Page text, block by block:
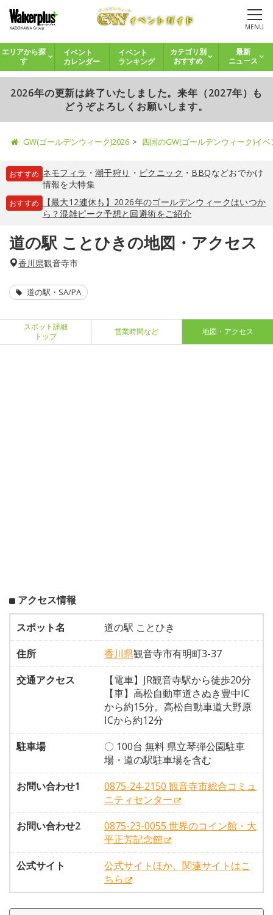
MENU
エリアから探
す
イベント
カレンダー
イベント
ランキング
カテゴリ別
おすすめ
最新
ニュース
2026年の更新は終了いたしました。来年（2027年）も
どうぞよろしくお願いします。
GW(ゴールデンウィーク)2026 四国のGW(ゴールデンウィーク)イ
おすすめ ネモフィラ ・ 潮干狩り ・ ピクニック ・ BBQなどおでかけ
情報を大特集
おすすめ
【最大12連休も】2026年のゴールデンウィークはいつか
ら？混雑ピーク予想と回避術をご紹介
道の駅 ことひきの地図・アクセス
香川県観音寺市
道の駅・SA/PA
スポット詳細
トップ
営業時間など 地図・アクセス
アクセス情報
スポット名
道の駅 ことひき
住所
香川県観音寺市有明町3-37
交通アクセス
【電車】JR観音寺駅から徒歩20分
【車】高松自動車道さぬき豊中IC
から約15分。高松自動車道大野原
ICから約12分
駐車場
〇 100台 無料 県立琴弾公園駐車
場・道の駅駐車場を含む
お問い合わせ1
0875-24-2150 観音寺市総合コミュ
ニティセンター
お問い合わせ2
0875-23-0055 世界のコイン館・大
平正芳記念館
公式サイト
公式サイトほか、関連サイトはこ
ちら